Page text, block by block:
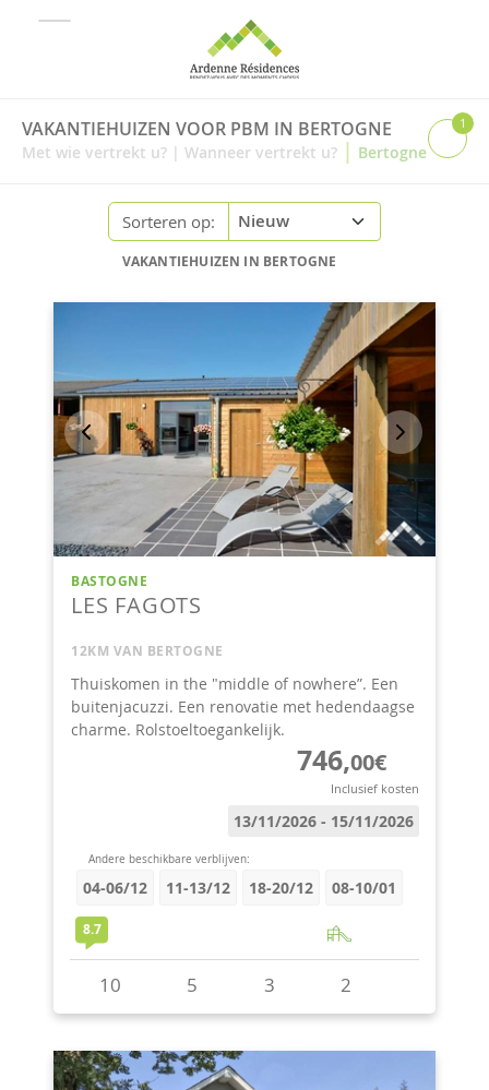
VAKANTIEHUIZEN VOOR PBM IN BERTOGNE
Met wie vertrekt u? | Wanneer vertrekt u? | Bertogne
1
Sorteren op:
VAKANTIEHUIZEN IN BERTOGNE